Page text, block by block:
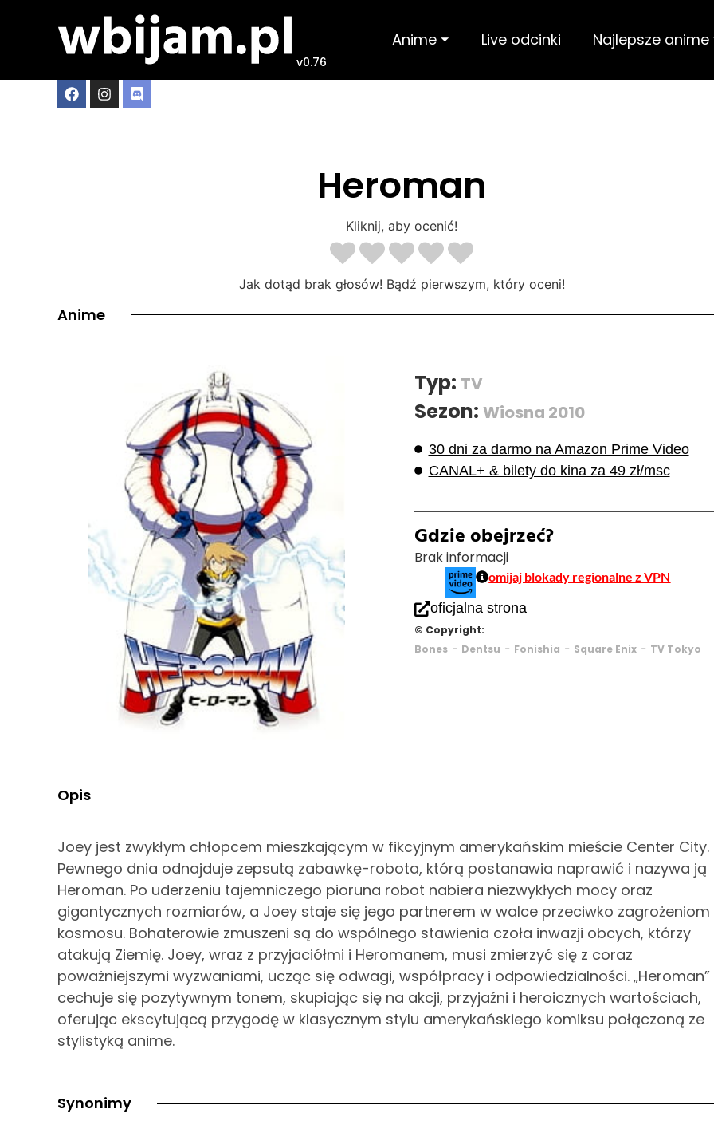
v0.76
Anime ⏷ Live odcinki Najlepsze anime
Heroman
Kliknij, aby ocenić!
Jak dotąd brak głosów! Bądź pierwszym, który oceni!
Anime
Typ: TV
Sezon: Wiosna 2010
30 dni za darmo na Amazon Prime Video
CANAL+ & bilety do kina za 49 zł/msc
Gdzie obejrzeć?
Brak informacji
omijaj blokady regionalne z VPN
oficjalna strona
© Copyright:
Bones - Dentsu - Fonishia - Square Enix - TV Tokyo
Opis
Joey jest zwykłym chłopcem mieszkającym w fikcyjnym amerykańskim mieście Center City.
Pewnego dnia odnajduje zepsutą zabawkę-robota, którą postanawia naprawić i nazywa ją
Heroman. Po uderzeniu tajemniczego pioruna robot nabiera niezwykłych mocy oraz
gigantycznych rozmiarów, a Joey staje się jego partnerem w walce przeciwko zagrożeniom
kosmosu. Bohaterowie zmuszeni są do wspólnego stawienia czoła inwazji obcych, którzy
atakują Ziemię. Joey, wraz z przyjaciółmi i Heromanem, musi zmierzyć się z coraz
poważniejszymi wyzwaniami, ucząc się odwagi, współpracy i odpowiedzialności. „Heroman”
cechuje się pozytywnym tonem, skupiając się na akcji, przyjaźni i heroicznych wartościach,
oferując ekscytującą przygodę w klasycznym stylu amerykańskiego komiksu połączoną ze
stylistyką anime.
Synonimy